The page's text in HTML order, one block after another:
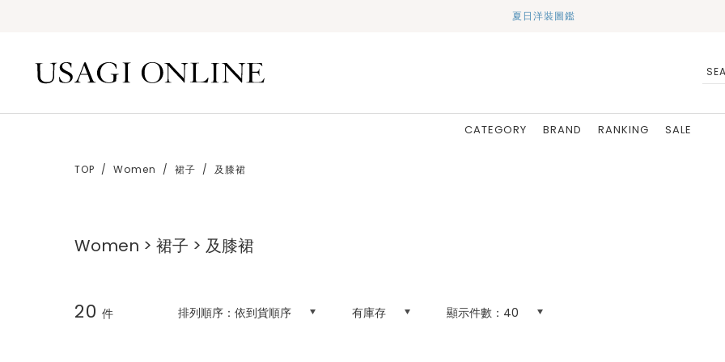
夏日洋裝圖鑑
CATEGORY BRAND RANKING
SALE
TOP Women 裙子 及膝裙
Women > 裙子 > 及膝裙
20 件 排列順序：依到貨順序 有庫存 顯示件數： 40